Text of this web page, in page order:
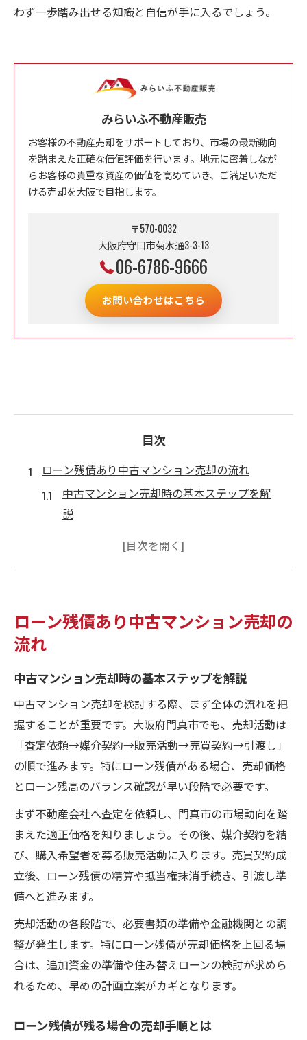
わず一歩踏み出せる知識と自信が手に入るでしょう。
みらいふ不動産販売
お客様の不動産売却をサポートしており、市場の最新動向
を踏まえた正確な価値評価を行います。地元に密着しなが
らお客様の貴重な資産の価値を高めていき、ご満足いただ
ける売却を大阪で目指します。
〒570-0032
大阪府守口市菊水通3-3-13
06-6786-9666
お問い合わせはこちら
目次
ローン残債あり中古マンション売却の流れ
中古マンション売却時の基本ステップを解
説
ローン残債が残る場合の売却手順とは
ローン残債ありの売却に必要な準備とは
売却時に知るべきローン残債対策とは
中古マンション売却で残債完済を目指す方
売却時のローン残債対策を徹底解説
残債を減らすための中古マンション売却戦
略
売却前に知るべきローン残債処理のポイン
ト
中古マンション売却で損しないための残債
対策
残債が不安なら住み替えローン活用も一手
住み替えローンで中古マンション売却の不
安解消
残債が残る場合の住み替えローン活用方法
中古マンション売却と住み替えローンのポ
イント
住み替えローン活用で残債問題を乗り越え
ローン残債あり中古マンション売却の
流れ
中古マンション売却時の基本ステップを解説
中古マンション売却を検討する際、まず全体の流れを把
握することが重要です。大阪府門真市でも、売却活動は
「査定依頼→媒介契約→販売活動→売買契約→引渡し」
の順で進みます。特にローン残債がある場合、売却価格
とローン残高のバランス確認が早い段階で必要です。
まず不動産会社へ査定を依頼し、門真市の市場動向を踏
まえた適正価格を知りましょう。その後、媒介契約を結
び、購入希望者を募る販売活動に入ります。売買契約成
立後、ローン残債の精算や抵当権抹消手続き、引渡し準
備へと進みます。
売却活動の各段階で、必要書類の準備や金融機関との調
整が発生します。特にローン残債が売却価格を上回る場
合は、追加資金の準備や住み替えローンの検討が求めら
れるため、早めの計画立案がカギとなります。
ローン残債が残る場合の売却手順とは